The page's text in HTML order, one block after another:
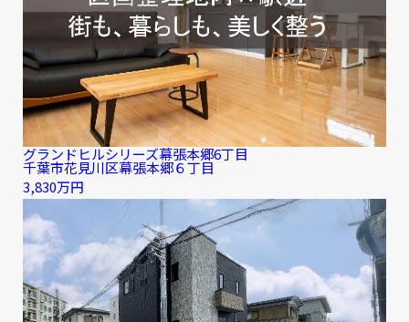
グランドヒルシリーズ幕張本郷6丁目
千葉市花見川区幕張本郷６丁目
3,830万円